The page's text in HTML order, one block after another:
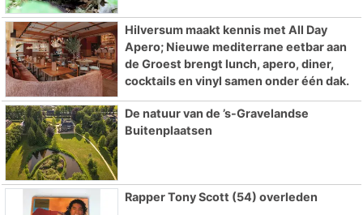
Hilversum maakt kennis met All Day
Apero; Nieuwe mediterrane eetbar aan
de Groest brengt lunch, apero, diner,
cocktails en vinyl samen onder één dak.
De natuur van de ’s-Gravelandse
Buitenplaatsen
Rapper Tony Scott (54) overleden